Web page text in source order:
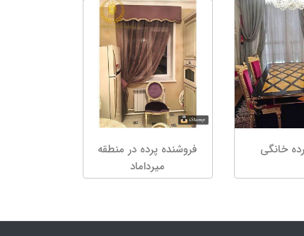
خانگی
فروشنده پرده در منطقه
میرداماد